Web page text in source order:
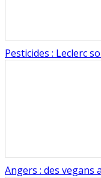
Pesticides : Leclerc
Angers : des